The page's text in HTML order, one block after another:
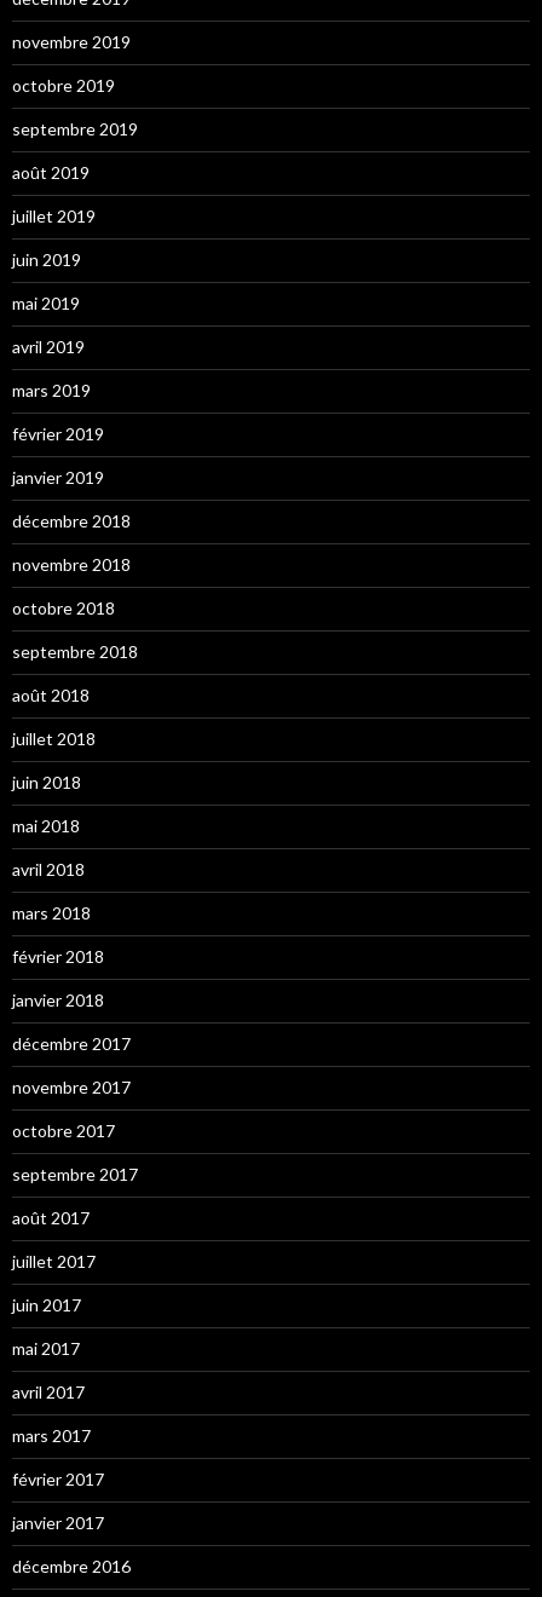
novembre 2019
octobre 2019
septembre 2019
août 2019
juillet 2019
juin 2019
mai 2019
avril 2019
mars 2019
février 2019
janvier 2019
décembre 2018
novembre 2018
octobre 2018
septembre 2018
août 2018
juillet 2018
juin 2018
mai 2018
avril 2018
mars 2018
février 2018
janvier 2018
décembre 2017
novembre 2017
octobre 2017
septembre 2017
août 2017
juillet 2017
juin 2017
mai 2017
avril 2017
mars 2017
février 2017
janvier 2017
décembre 2016